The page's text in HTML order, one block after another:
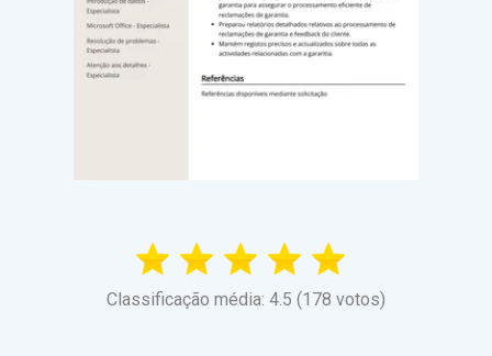
Classificação média: 4.5 (178 votos)